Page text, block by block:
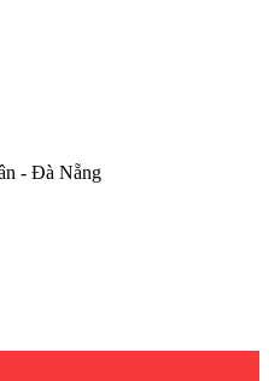
- Đà Nẵng